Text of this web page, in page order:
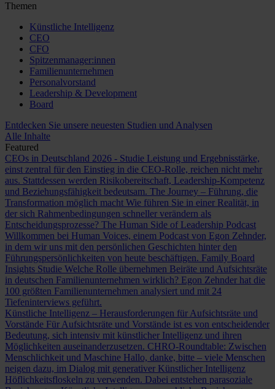
Themen
Künstliche Intelligenz
CEO
CFO
Spitzenmanager:innen
Familienunternehmen
Personalvorstand
Leadership & Development
Board
Entdecken Sie unsere neuesten Studien und Analysen
Alle Inhalte
Featured
CEOs in Deutschland 2026 - Studie Leistung und Ergebnisstärke,
einst zentral für den Einstieg in die CEO-Rolle, reichen nicht mehr
aus. Stattdessen werden Risikobereitschaft, Leadership-Kompetenz
und Beziehungsfähigkeit bedeutsam. The Journey – Führung, die
Transformation möglich macht Wie führen Sie in einer Realität, in
der sich Rahmenbedingungen schneller verändern als
Entscheidungsprozesse? The Human Side of Leadership Podcast
Willkommen bei Human Voices, einem Podcast von Egon Zehnder,
in dem wir uns mit den persönlichen Geschichten hinter den
Führungspersönlichkeiten von heute beschäftigen. Family Board
Insights Studie Welche Rolle übernehmen Beiräte und Aufsichtsräte
in deutschen Familienunternehmen wirklich? Egon Zehnder hat die
100 größten Familienunternehmen analysiert und mit 24
Tiefeninterviews geführt.
Künstliche Intelligenz – Herausforderungen für Aufsichtsräte und
Vorstände Für Aufsichtsräte und Vorstände ist es von entscheidender
Bedeutung, sich intensiv mit künstlicher Intelligenz und ihren
Möglichkeiten auseinanderzusetzen. CHRO-Roundtable: Zwischen
Menschlichkeit und Maschine Hallo, danke, bitte – viele Menschen
neigen dazu, im Dialog mit generativer Künstlicher Intelligenz
Höflichkeitsfloskeln zu verwenden. Dabei entstehen parasoziale